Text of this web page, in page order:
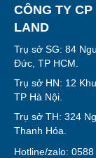
CÔNG TY
LAND
Trụ sở SG: 84
Đức, TP HCM.
Trụ sở HN: 12
TP Hà Nội.
Trụ sở TH: 324
Thanh Hóa.
Hotline/zalo: